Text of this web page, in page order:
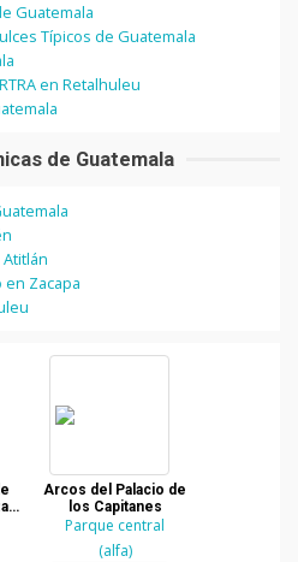
Guatemala
Típicos de Guatemala
en Retalhuleu
de Guatemala
Zacapa
Arcos del Palacio de
los Capitanes
Parque central
(alfa)